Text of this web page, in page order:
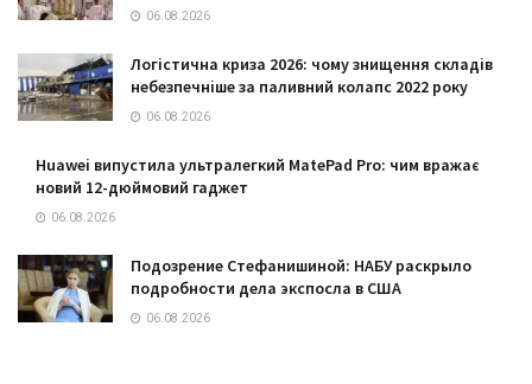
06.08.2026
Логістична криза 2026: чому знищення складів
небезпечніше за паливний колапс 2022 року
06.08.2026
Huawei випустила ультралегкий MatePad Pro: чим вражає
новий 12-дюймовий гаджет
06.08.2026
Подозрение Стефанишиной: НАБУ раскрыло
подробности дела экспосла в США
06.08.2026